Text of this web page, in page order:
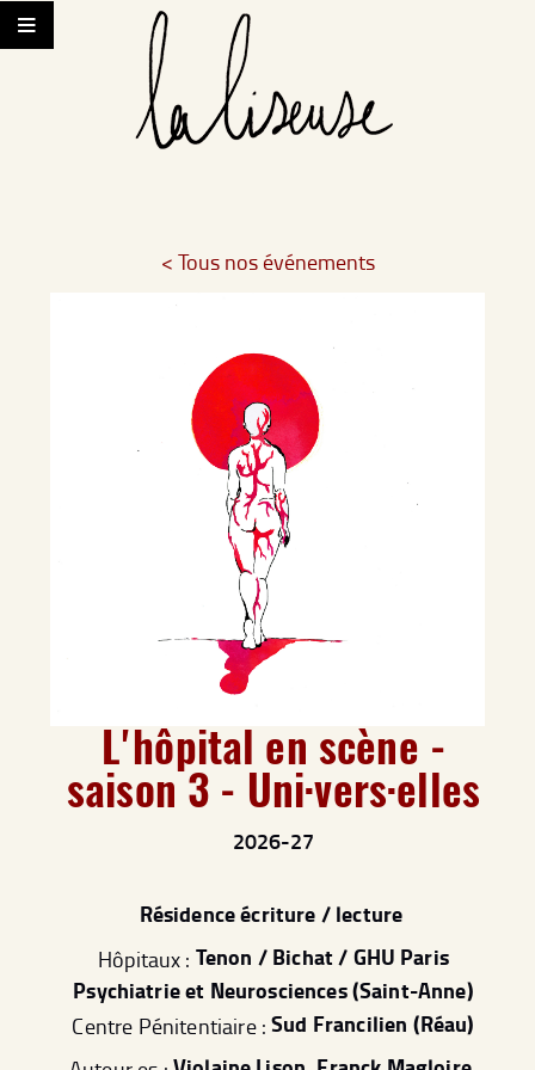
< Tous nos événements
L'hôpital en scène -
saison 3 - Uni·vers·elles
2026-27
Résidence écriture / lecture
Hôpitaux : Tenon / Bichat / GHU Paris
Psychiatrie et Neurosciences (Saint-Anne)
Centre Pénitentiaire :Sud Francilien (Réau)